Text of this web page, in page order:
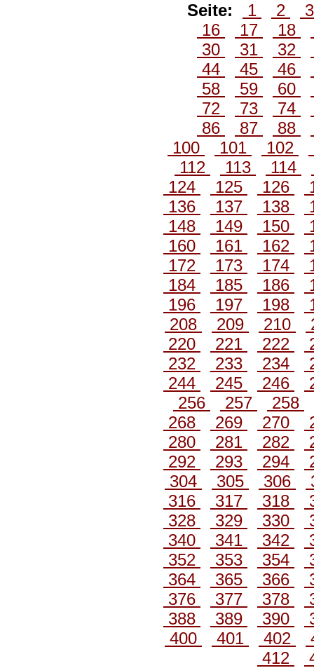
Seite: 1 2
16
17 18
30
31 32
44
45 46
58
59 60
72
73 74
86
87 88
100
101 102
112
113 114
124
125 126
136
137 138
148
149 150
160
161 162
172
173 174
184
185 186
196
197 198
208
209 210
220
221 222
232
233 234
244
245 246
256
257
258
268
269 270
280
281 282
292
293 294
304
305 306
316
317 318
328
329 330
340
341 342
352
353 354
364
365 366
376
377 378
388
389 390
400
401 402
412